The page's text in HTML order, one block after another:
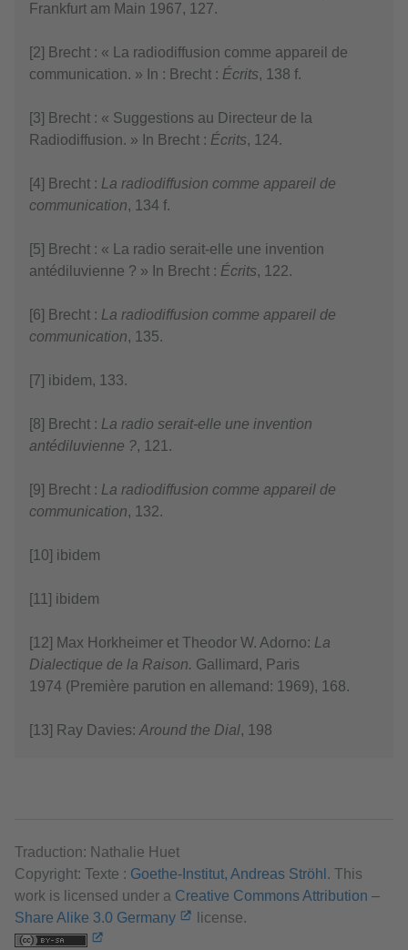
Frankfurt am Main 1967, 127.
[2] Brecht : « La radiodiffusion comme appareil de
communication. » In : Brecht : Écrits, 138 f.
[3] Brecht : « Suggestions au Directeur de la
Radiodiffusion. » In Brecht : Écrits, 124.
[4] Brecht : La radiodiffusion comme appareil de
communication, 134 f.
[5] Brecht : « La radio serait-elle une invention
antédiluvienne ? » In Brecht : Écrits, 122.
[6] Brecht : La radiodiffusion comme appareil de
communication, 135.
[7] ibidem, 133.
[8] Brecht : La radio serait-elle une invention
antédiluvienne ?, 121.
[9] Brecht : La radiodiffusion comme appareil de
communication, 132.
[10] ibidem
[11] ibidem
[12] Max Horkheimer et Theodor W. Adorno: La
Dialectique de la Raison. Gallimard, Paris
1974 (Première parution en allemand: 1969), 168.
[13] Ray Davies: Around the Dial, 198
Traduction: Nathalie Huet
Copyright: Texte : Goethe-Institut, Andreas Ströhl . This
work is licensed under a Creative Commons Attribution –
Share Alike 3.0 Germany
license.